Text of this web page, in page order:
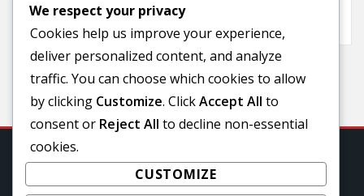
Uncategorized
We respect your privacy
Cookies help us improve your experience,
deliver personalized content, and analyze
traffic. You can choose which cookies to allow
by clicking Customize. ClickAccept All to
consent or Reject All to decline non-essential
cookies.
CUSTOMIZE